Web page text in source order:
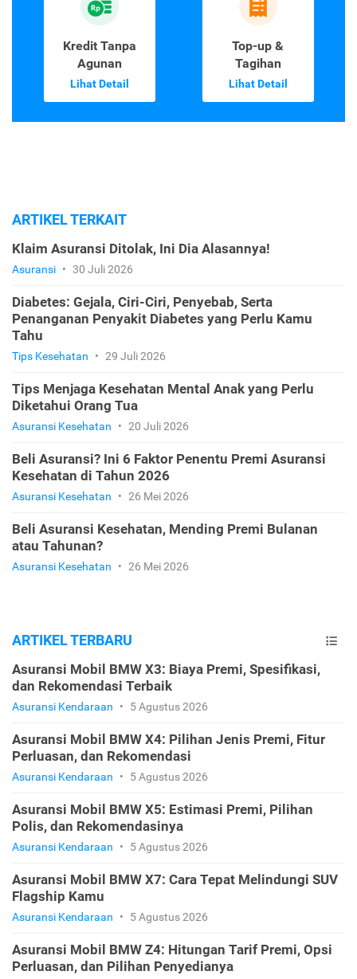
Kredit Tanpa
Agunan
Lihat Detail
Top-up &
Tagihan
Lihat Detail
ARTIKEL TERKAIT
Klaim Asuransi Ditolak, Ini Dia Alasannya!
Asuransi • 30 Juli 2026
Diabetes: Gejala, Ciri-Ciri, Penyebab, Serta
Penanganan Penyakit Diabetes yang Perlu Kamu
Tahu
Tips Kesehatan • 29 Juli 2026
Tips Menjaga Kesehatan Mental Anak yang Perlu
Diketahui Orang Tua
Asuransi Kesehatan • 20 Juli 2026
Beli Asuransi? Ini 6 Faktor Penentu Premi Asuransi
Kesehatan di Tahun 2026
Asuransi Kesehatan • 26 Mei 2026
Beli Asuransi Kesehatan, Mending Premi Bulanan
atau Tahunan?
Asuransi Kesehatan • 26 Mei 2026
ARTIKEL TERBARU
Asuransi Mobil BMW X3: Biaya Premi, Spesifikasi,
dan Rekomendasi Terbaik
Asuransi Kendaraan • 5 Agustus 2026
Asuransi Mobil BMW X4: Pilihan Jenis Premi, Fitur
Perluasan, dan Rekomendasi
Asuransi Kendaraan • 5 Agustus 2026
Asuransi Mobil BMW X5: Estimasi Premi, Pilihan
Polis, dan Rekomendasinya
Asuransi Kendaraan • 5 Agustus 2026
Asuransi Mobil BMW X7: Cara Tepat Melindungi SUV
Flagship Kamu
Asuransi Kendaraan • 5 Agustus 2026
Asuransi Mobil BMW Z4: Hitungan Tarif Premi, Opsi
Perluasan, dan Pilihan Penyedianya